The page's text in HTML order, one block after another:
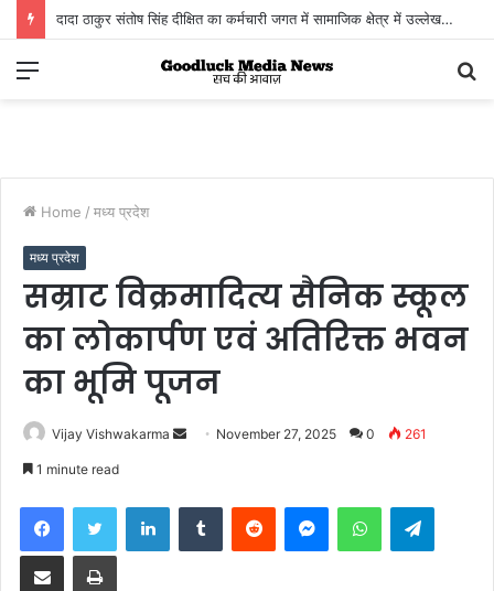
PWD में प्रमोशन फाइलों में कथित गड़बड़ी, अनुभाग अधिकारी पर बड़ी कार्रवाई
Menu
Home / मध्य प्रदेश
मध्य प्रदेश
सम्राट विक्रमादित्य सैनिक स्कूल
का लोकार्पण एवं अतिरिक्त भवन
का भूमि पूजन
Vijay Vishwakarma
Send November 27, 2025 0 261
1 minute read
FacebookTwitter LinkedInTumblr Reddit MessengerWhatsApp
Share via Email Print